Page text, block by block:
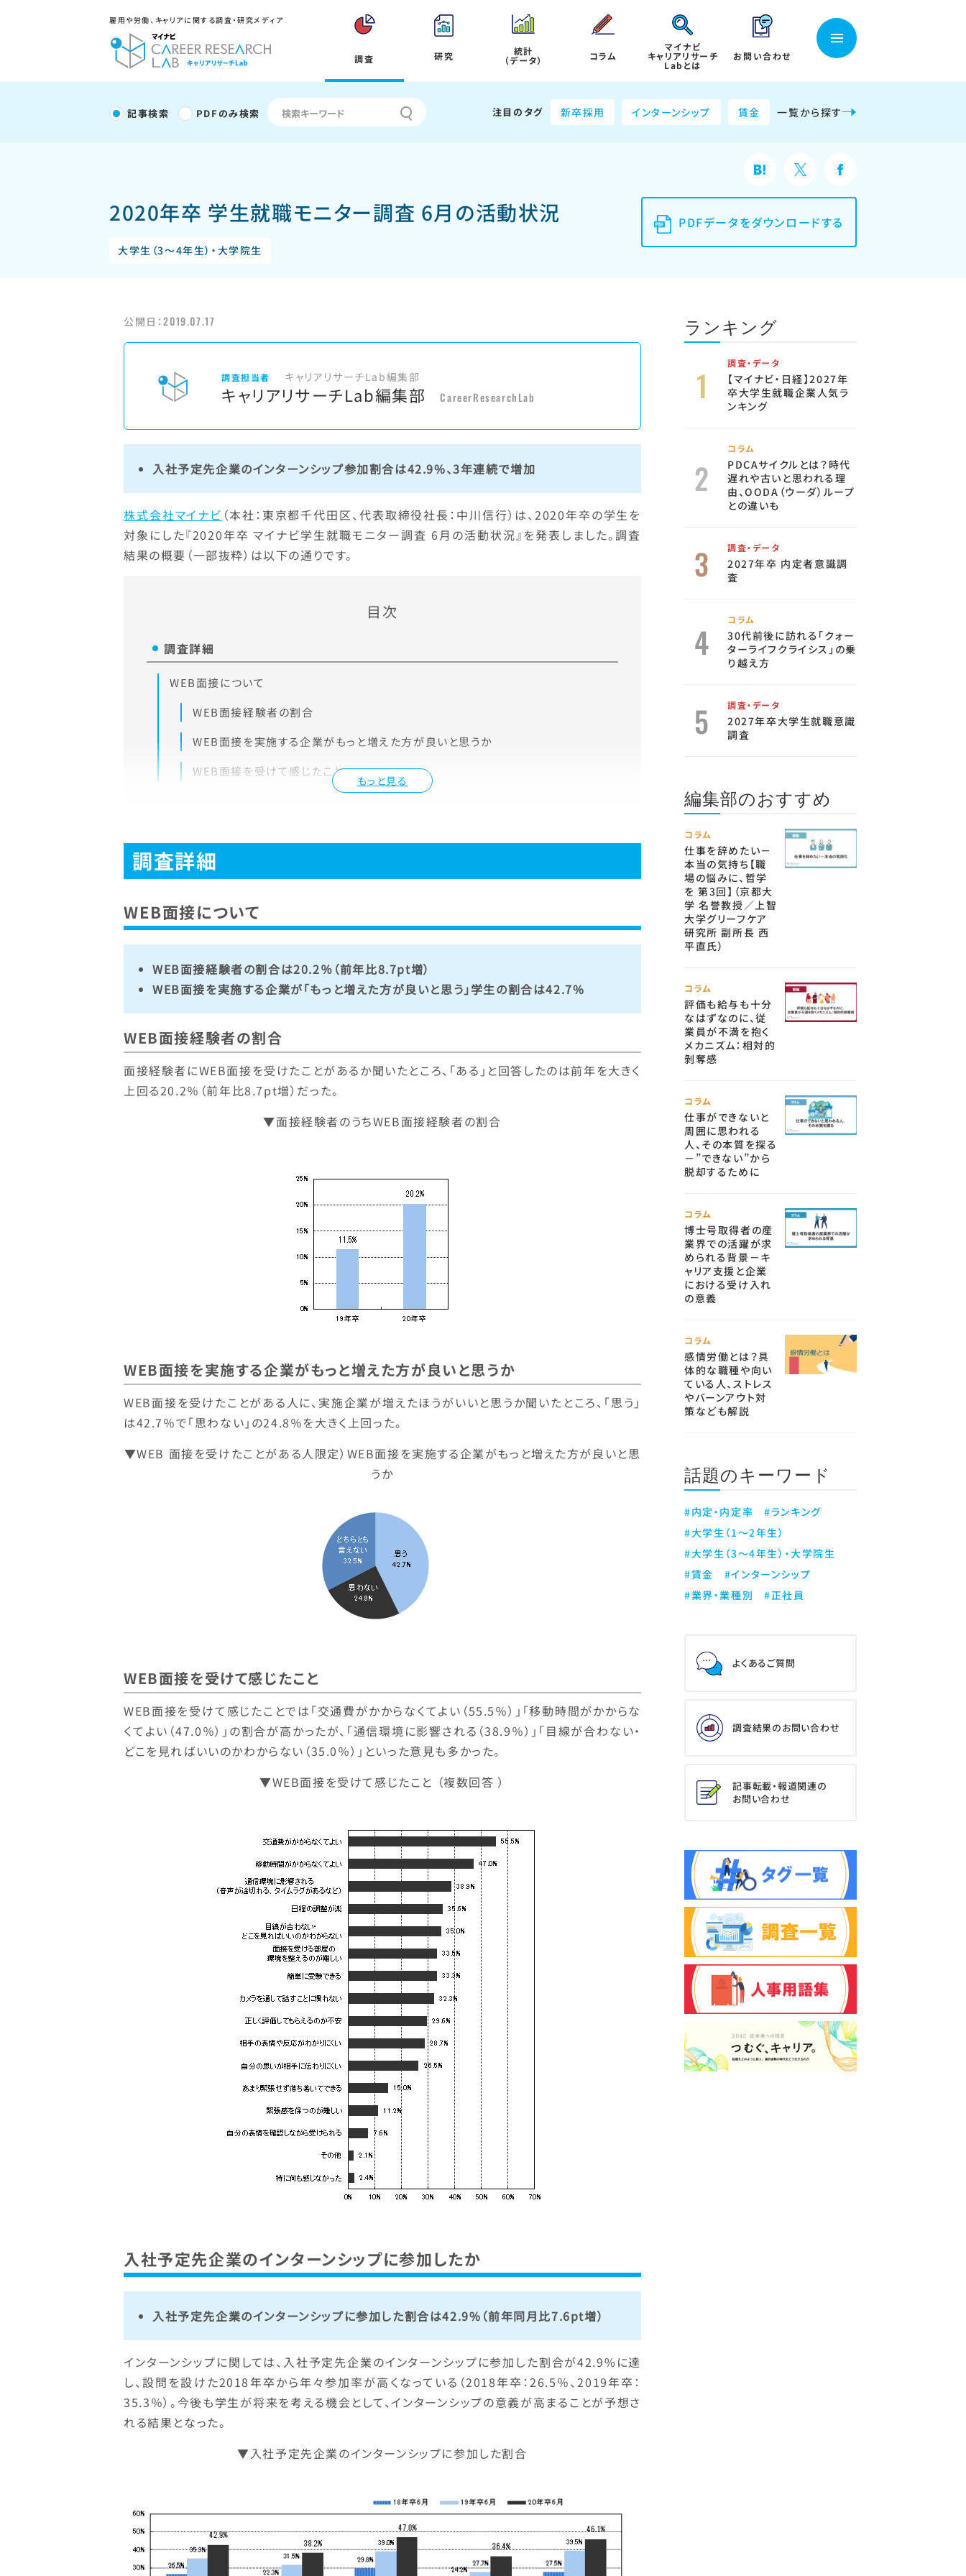
雇用や労働、キャリアに関する調査・研究メディア
調査 研究 統計
（データ） コラム
マイナビ
キャリアリサーチ
Labとは
お問い合わせ
記事検索 PDFのみ検索 注目のタグ 新卒採用 インターンシップ 賃金 一覧から探す
2020年卒 学生就職モニター調査 6月の活動状況
大学生（3～4年生）・大学院生
PDFデータをダウンロードする
公開日：2019.07.17
調査担当者 キャリアリサーチLab編集部
キャリアリサーチLab編集部 CareerResearchLab
入社予定先企業のインターンシップ参加割合は42.9%、3年連続で増加
株式会社マイナビ （本社：東京都千代田区、代表取締役社長：中川信行）は、2020年卒の学生を
対象にした『2020年卒 マイナビ学生就職モニター調査 6月の活動状況』を発表しました。調査
結果の概要（一部抜粋）は以下の通りです。
目次
もっと見る
調査詳細
WEB面接について
WEB面接経験者の割合
WEB面接を実施する企業がもっと増えた方が良いと思うか
WEB面接を受けて感じたこと
調査詳細
WEB面接について
WEB面接経験者の割合は20.2％（前年比8.7pt増）
WEB面接を実施する企業が「もっと増えた方が良いと思う」学生の割合は42.7%
WEB面接経験者の割合
面接経験者にWEB面接を受けたことがあるか聞いたところ、「ある」と回答したのは前年を大きく
上回る20.2％（前年比8.7pt増）だった。
▼面接経験者のうちWEB面接経験者の割合
WEB面接を実施する企業がもっと増えた方が良いと思うか
WEB面接を受けたことがある人に、実施企業が増えたほうがいいと思うか聞いたところ、「思う」
は42.7％で「思わない」の24.8％を大きく上回った。
▼WEB 面接を受けたことがある人限定）WEB面接を実施する企業がもっと増えた方が良いと思
うか
WEB面接を受けて感じたこと
WEB面接を受けて感じたことでは「交通費がかからなくてよい（55.5％）」「移動時間がかからな
くてよい（47.0％）」の割合が高かったが、「通信環境に影響される（38.9％）」「目線が合わない・
どこを見ればいいのかわからない（35.0％）」といった意見も多かった。
▼WEB面接を受けて感じたこと （複数回答 ）
入社予定先企業のインターンシップに参加したか
入社予定先企業のインターンシップに参加した割合は42.9%（前年同月比7.6pt増）
インターンシップに関しては、入社予定先企業のインターンシップに参加した割合が42.9%に達
し、設問を設けた2018年卒から年々参加率が高くなっている（2018年卒：26.5％、2019年卒：
35.3％）。今後も学生が将来を考える機会として、インターンシップの意義が高まることが予想さ
れる結果となった。
▼入社予定先企業のインターンシップに参加した割合
ランキング
調査・データ
【マイナビ・日経】2027年
卒大学生就職企業人気ラ
ンキング
コラム
PDCAサイクルとは？時代
遅れや古いと思われる理
由、OODA（ウーダ）ループ
との違いも
調査・データ
2027年卒 内定者意識調
査
コラム
30代前後に訪れる「クォー
ターライフクライシス」の乗
り越え方
調査・データ
2027年卒大学生就職意識
調査
編集部のおすすめ
コラム
仕事を辞めたい－
本当の気持ち【職
場の悩みに、哲学
を 第3回】（京都大
学 名誉教授／上智
大学グリーフケア
研究所 副所長 西
平直氏）
コラム
評価も給与も十分
なはずなのに、従
業員が不満を抱く
メカニズム：相対的
剝奪感
コラム
仕事ができないと
周囲に思われる
人、その本質を探る
－”できない”から
脱却するために
コラム
博士号取得者の産
業界での活躍が求
められる背景－キ
ャリア支援と企業
における受け入れ
の意義
コラム
感情労働とは？具
体的な職種や向い
ている人、ストレス
やバーンアウト対
策なども解説
話題のキーワード
#内定・内定率
#ランキング
#大学生（1～2年生）
#大学生（3～4年生）・大学院生
#賃金
#インターンシップ
#業界・業種別
#正社員
よくあるご質問
調査結果のお問い合わせ
記事転載・報道関連の
お問い合わせ